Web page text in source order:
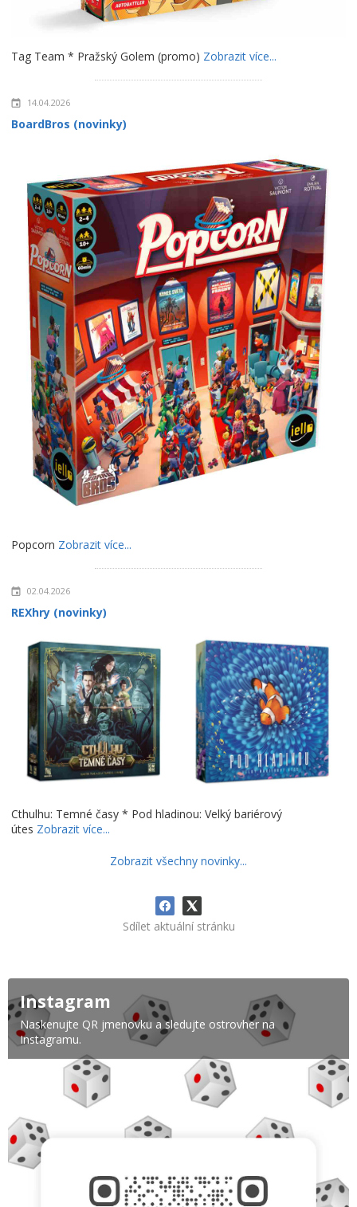
Tag Team * Pražský Golem (promo) Zobrazit více...
14.04.2026
BoardBros (novinky)
Popcorn Zobrazit více...
02.04.2026
REXhry (novinky)
Cthulhu: Temné časy * Pod hladinou: Velký bariérový
útes Zobrazit více...
Zobrazit všechny novinky...
Sdílet aktuální stránku
Instagram
Naskenujte QR jmenovku a sledujte ostrovher na
Instagramu.